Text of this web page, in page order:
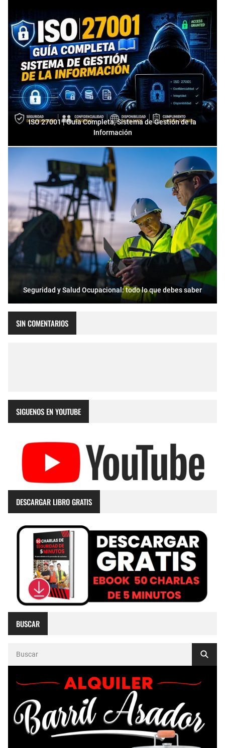
ISO 27001 | Guía Completa, Sistema de Gestión de la
Información
Seguridad y Salud Ocupacional: todo lo que debes saber
SIN COMENTARIOS
SIGUENOS EN YOUTUBE
DESCARGAR LIBRO GRATIS
BUSCAR